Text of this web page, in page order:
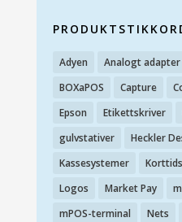
Adyen Analogt adapter
BOXaPOS
Capture
Epson
Etikettskriver
gulvstativer
Heckler
Kassesystemer
Logos
Market Pay
mPOS-terminal
Nets